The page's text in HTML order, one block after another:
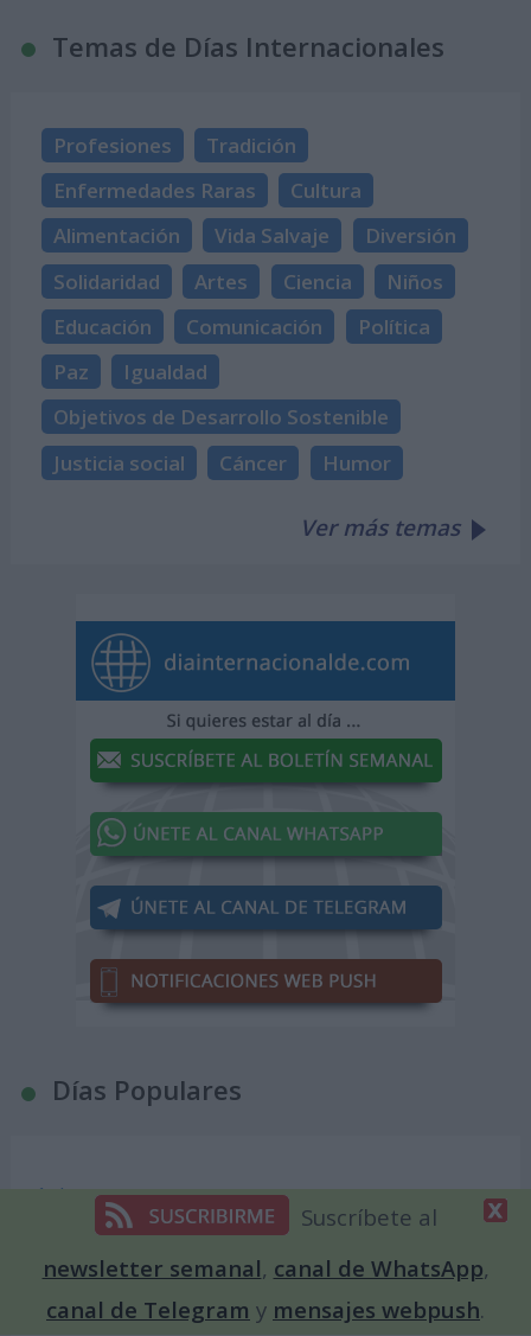
Temas de Días Internacionales
Profesiones
Tradición
Enfermedades Raras
Cultura
Alimentación
Vida Salvaje
Diversión
Solidaridad
Artes Ciencia
Niños
Educación
Comunicación
Política
Paz
Igualdad
Objetivos de Desarrollo Sostenible
Justicia social
Cáncer Humor
Ver más temas
Días Populares
1 de enero -
Día de Año Nuevo
6 de enero -
Día de Reyes
Suscríbete al
newsletter semanal, canal de WhatsApp,
canal de Telegram y mensajes webpush.